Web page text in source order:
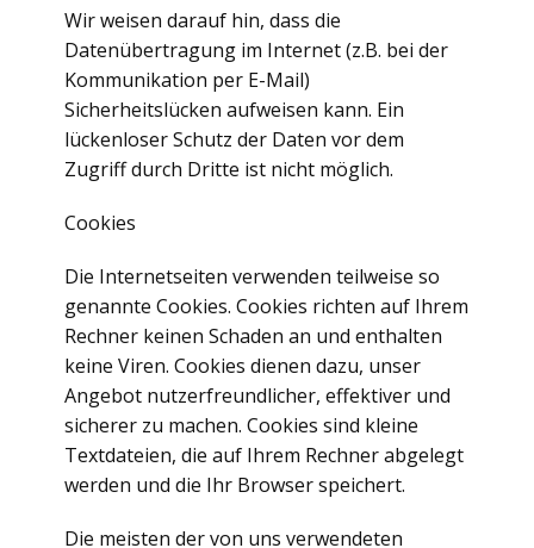
Wir weisen darauf hin, dass die
Datenübertragung im Internet (z.B. bei der
Kommunikation per E-Mail)
Sicherheitslücken aufweisen kann. Ein
lückenloser Schutz der Daten vor dem
Zugriff durch Dritte ist nicht möglich.
Cookies
Die Internetseiten verwenden teilweise so
genannte Cookies. Cookies richten auf Ihrem
Rechner keinen Schaden an und enthalten
keine Viren. Cookies dienen dazu, unser
Angebot nutzerfreundlicher, effektiver und
sicherer zu machen. Cookies sind kleine
Textdateien, die auf Ihrem Rechner abgelegt
werden und die Ihr Browser speichert.
Die meisten der von uns verwendeten